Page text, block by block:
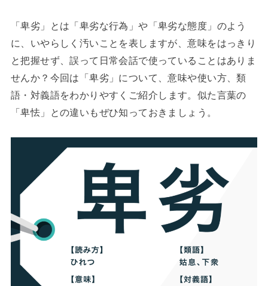
「卑劣」とは「卑劣な行為」や「卑劣な態度」のよう
に、いやらしく汚いことを表しますが、意味をはっきり
と把握せず、誤って日常会話で使っていることはありま
せんか？今回は「卑劣」について、意味や使い方、類
語・対義語をわかりやすくご紹介します。似た言葉の
「卑怯」との違いもぜひ知っておきましょう。